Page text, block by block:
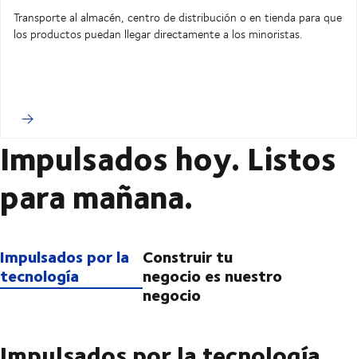
Transporte al almacén, centro de distribución o en tienda para que
los productos puedan llegar directamente a los minoristas.
Impulsados hoy. Listos
para mañana.
Impulsados por la
tecnología
Construir tu
negocio es nuestro
negocio